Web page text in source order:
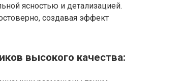
ясностью и детализацией.
создавая эффект
высокого качества: